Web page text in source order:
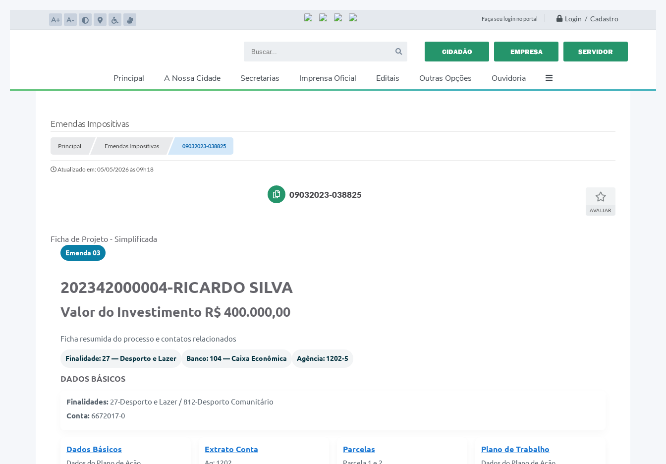
Faça seu login no portal Login / Cadastro
A+ A-
CIDADÃO EMPRESA SERVIDOR
Principal A Nossa Cidade Secretarias Imprensa Oficial Editais Outras Opções Ouvidoria
Emendas Impositivas
Principal Emendas Impositivas 09032023-038825
Atualizado em: 05/05/2026 às 09h18
09032023-038825
AVALIAR
Ficha de Projeto - Simplificada
Emenda 03
202342000004-RICARDO SILVA
Valor do Investimento R$ 400.000,00
Ficha resumida do processo e contatos relacionados
Finalidade: 27 — Desporto e Lazer Banco: 104 — Caixa Econômica Agência: 1202-5
DADOS BÁSICOS
Finalidades: 27-Desporto e Lazer / 812-Desporto Comunitário
Conta: 6672017-0
Dados Básicos Extrato Conta Parcelas Plano de Trabalho